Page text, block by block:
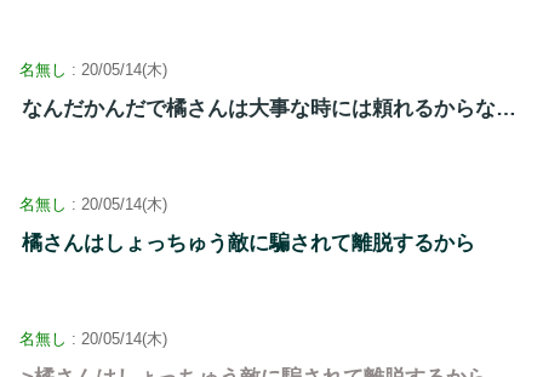
名無し : 20/05/14(木)
なんだかんだで橘さんは大事な時には頼れるからな…
名無し : 20/05/14(木)
橘さんはしょっちゅう敵に騙されて離脱するから
名無し : 20/05/14(木)